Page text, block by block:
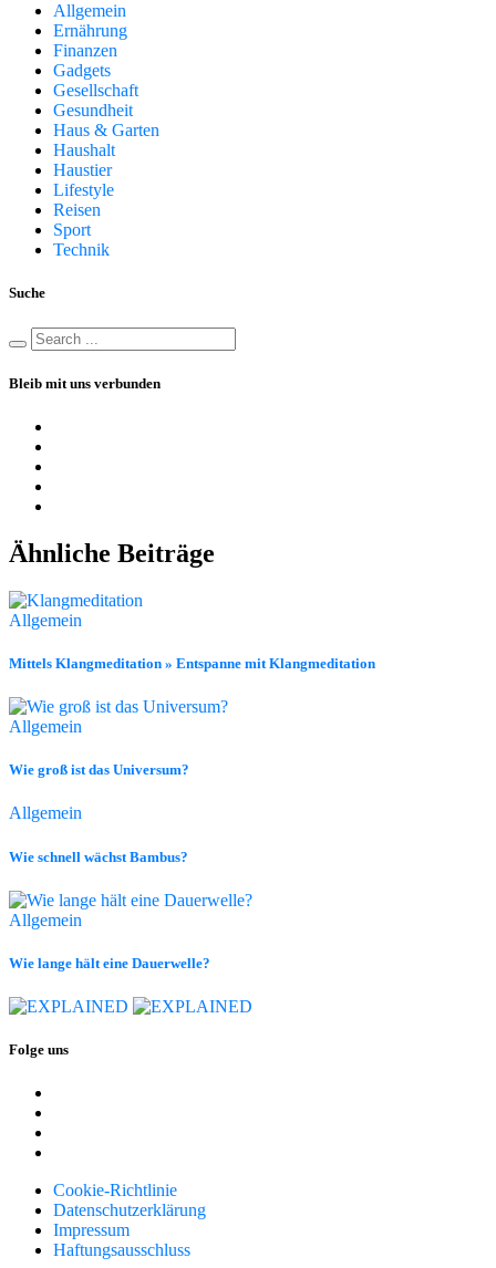
Allgemein
Ernährung
Finanzen
Gadgets
Gesellschaft
Gesundheit
Haus & Garten
Haushalt
Haustier
Lifestyle
Reisen
Sport
Technik
Suche
Bleib mit uns verbunden
Ähnliche Beiträge
Allgemein
Mittels Klangmeditation » Entspanne mit Klangmeditation
Allgemein
Wie groß ist das Universum?
Allgemein
Wie schnell wächst Bambus?
Allgemein
Wie lange hält eine Dauerwelle?
Folge uns
Cookie-Richtlinie
Datenschutzerklärung
Impressum
Haftungsausschluss